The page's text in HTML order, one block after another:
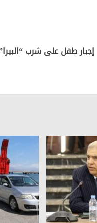
إجبار طفل على شرب